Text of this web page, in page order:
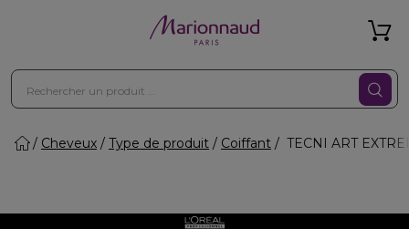
Cheveux Type de produit Coiffant TECNI ART